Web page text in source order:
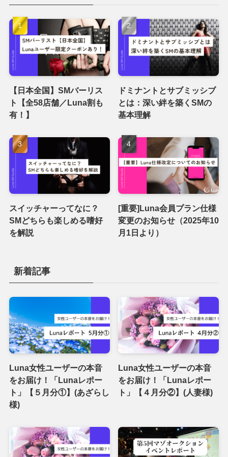
【日本全国】SMバーリス
ト【全58店舗／Luna割も
有！】
ドミナントとサブミッシブ
とは：深い絆を築くSMの
基本理解
スイッチャーってなに？
SMどちらも楽しめる嗜好
を解説
[重要]Luna会員プラン仕様
変更のお知らせ（2025年10
月1日より）
新着記事
Luna女性ユーザーの本音
をお届け！「Lunaレポー
ト」【５月分①】(あざらし
様)
Luna女性ユーザーの本音
をお届け！「Lunaレポー
ト」【４月分②】(人妻様)